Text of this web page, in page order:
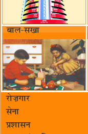
बाल-सखा
रोज़गार
सेना
प्रशासन